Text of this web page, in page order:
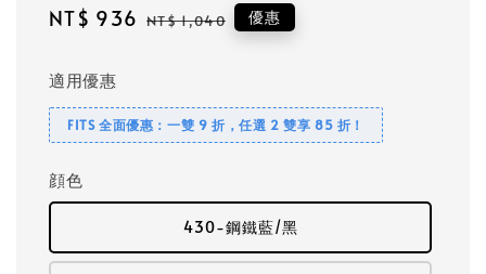
Sale
NT$ 936 Regular
NT$ 1,040 優惠
適用優惠
FITS 全面優惠：一雙 9 折，任選 2 雙享 85 折！
顔色
430-鋼鐵藍/黑